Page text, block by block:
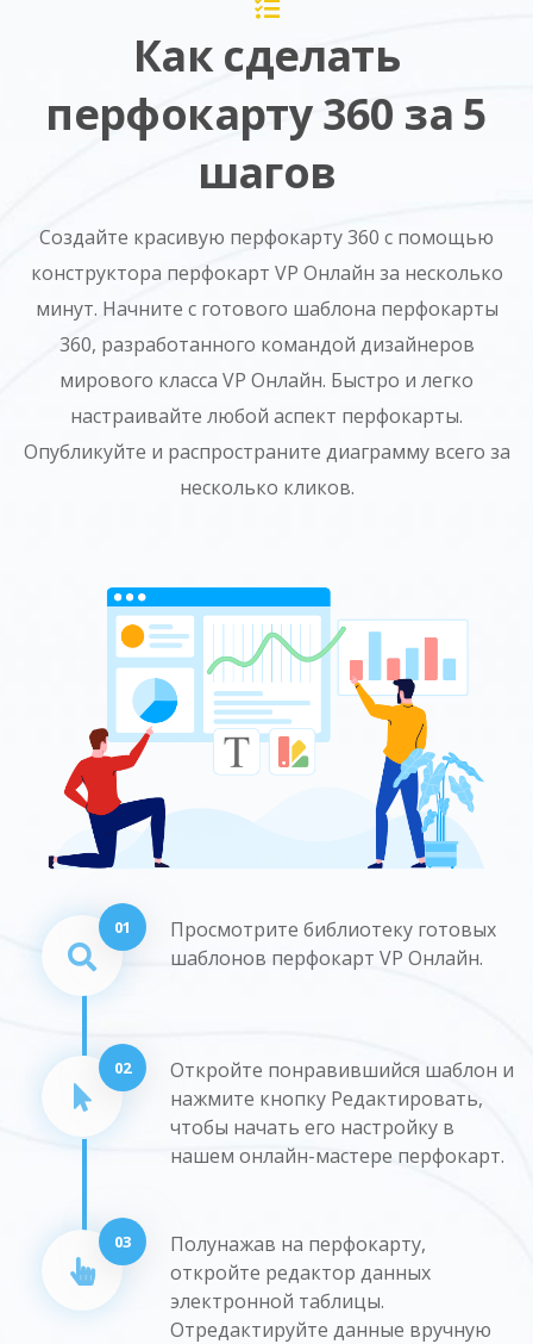
Как сделать
перфокарту 360 за 5
шагов
Создайте красивую перфокарту 360 с помощью
конструктора перфокарт VP Онлайн за несколько
минут. Начните с готового шаблона перфокарты
360, разработанного командой дизайнеров
мирового класса VP Онлайн. Быстро и легко
настраивайте любой аспект перфокарты.
Опубликуйте и распространите диаграмму всего за
несколько кликов.
01
Просмотрите библиотеку готовых
шаблонов перфокарт VP Онлайн.
02
Откройте понравившийся шаблон и
нажмите кнопку Редактировать,
чтобы начать его настройку в
нашем онлайн-мастере перфокарт.
03
Полунажав на перфокарту,
откройте редактор данных
электронной таблицы.
Отредактируйте данные вручную